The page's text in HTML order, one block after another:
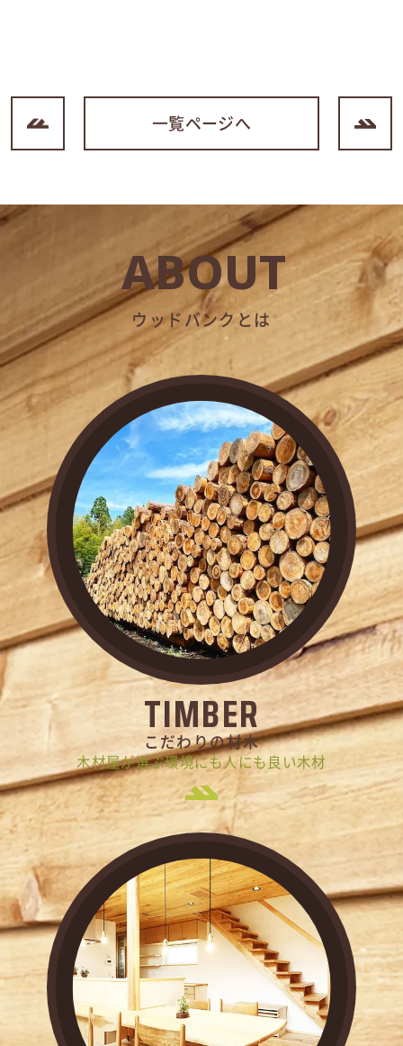
一覧ページへ
ABOUT
ウッドバンクとは
TIMBER
こだわりの材木
木材屋が選ぶ環境にも人にも良い木材